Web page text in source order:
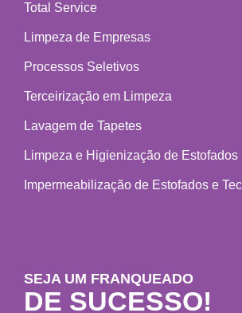
Total Service
Limpeza de Empresas
Processos Seletivos
Terceirização em Limpeza
Lavagem de Tapetes
Limpeza e Higienização de Estofados
Impermeabilização de Estofados e
SEJA UM FRANQUEADO
DE SUCESSO!